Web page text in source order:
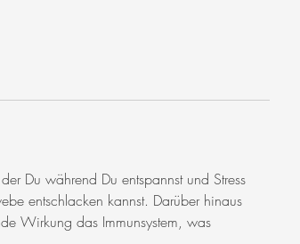
Du während Du entspannst und Stress
entschlacken kannst. Darüber hinaus
Wirkung das Immunsystem, was